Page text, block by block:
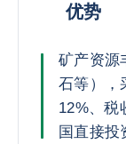
优势
矿产资源
石等），
12%、税
国直接投